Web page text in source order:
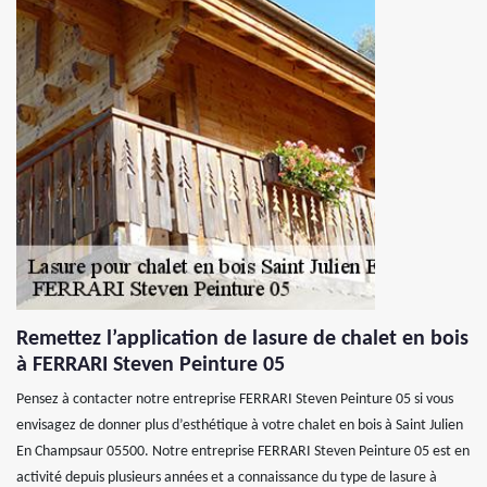
Remettez l’application de lasure de chalet en bois
à FERRARI Steven Peinture 05
Pensez à contacter notre entreprise FERRARI Steven Peinture 05 si vous
envisagez de donner plus d’esthétique à votre chalet en bois à Saint Julien
En Champsaur 05500. Notre entreprise FERRARI Steven Peinture 05 est en
activité depuis plusieurs années et a connaissance du type de lasure à